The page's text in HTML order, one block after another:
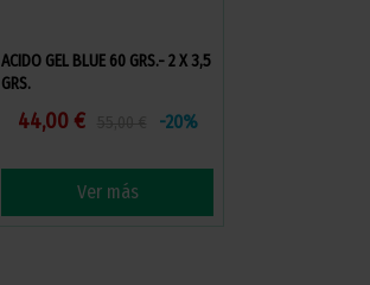
ACIDO GEL BLUE 60 GRS.- 2 X 3,5
GRS.
44,00 € -20%
Ver más